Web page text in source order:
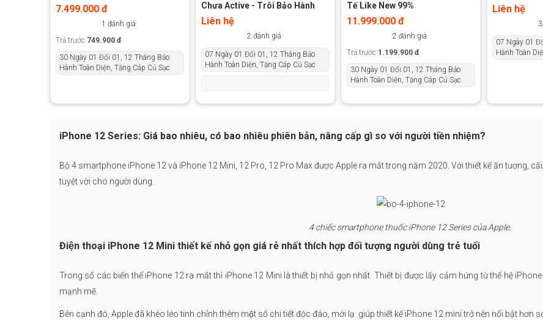
7.499.000 đ
1 đánh giá
Trả trước 749.900 đ
30 Ngày 01 Đổi 01, 12 Tháng Bảo
Hành Toàn Diện, Tặng Cáp Củ Sạc
Chưa Active - Trôi Bảo Hành
Liên hệ
2 đánh giá
07 Ngày 01 Đổi 01, 12 Tháng Bảo
Hành Toàn Diện, Tặng Cáp Củ Sạc
Tế Like New 99%
11.999.000 đ
2 đánh giá
Trả trước 1.199.900 đ
30 Ngày 01 Đổi 01, 12 Tháng Bảo
Hành Toàn Diện, Tặng Cáp Củ Sạc
Liên hệ
07 Ngày 01
Hành Toàn
iPhone 12 Series: Giá bao nhiêu, có bao nhiêu phiên bản, nâng cấp gì so với người tiền nhiệm?
Bộ 4 smartphone iPhone 12 và iPhone 12 Mini, 12 Pro, 12 Pro Max được Apple ra mắt trong năm 2020. Với thiết kế ấn tượng,
tuyệt vời cho người dùng.
4 chiếc smartphone thuốc iPhone 12 Series của Apple.
Điện thoại iPhone 12 Mini thiết kế nhỏ gọn giá rẻ nhất thích hợp đối tượng người dùng trẻ tuổi
Trong số các biến thể iPhone 12 ra mắt thì iPhone 12 Mini là thiết bị nhỏ gọn nhất. Thiết bị được lấy cảm hứng từ thế hệ
mạnh mẽ.
Bên cạnh đó, Apple đã khéo léo tinh chỉnh thêm một số chi tiết độc đáo, mới lạ giúp thiết kế iPhone 12 mini trở nên nổi bật hơn